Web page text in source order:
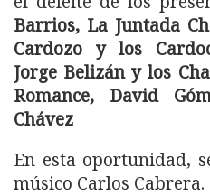
Barrios, La Juntada
Cardozo y los
Jorge Belizán y los
Romance, David
Chávez
En esta oportunidad,
músico Carlos Cabrera.